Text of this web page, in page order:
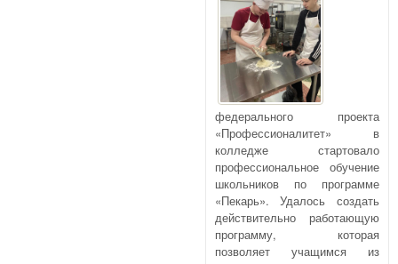
федерального проекта
«Профессионалитет» в
колледже стартовало
профессиональное обучение
школьников по программе
«Пекарь». Удалось создать
действительно работающую
программу, которая
позволяет учащимся из